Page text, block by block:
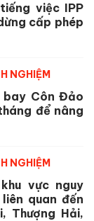
việc IPP
cấp phép
NGHIỆM
Côn Đảo
để nâng
NGHIỆM
vực nguy
quan đến
Thượng Hải,